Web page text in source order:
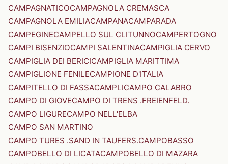
CAMPAGNATICOCAMPAGNOLA CREMASCA
CAMPAGNOLA EMILIACAMPANACAMPARADA
CAMPEGINECAMPELLO SUL CLITUNNOCAMPERTOGNO
CAMPI BISENZIOCAMPI SALENTINACAMPIGLIA CERVO
CAMPIGLIA DEI BERICICAMPIGLIA MARITTIMA
CAMPIGLIONE FENILECAMPIONE D'ITALIA
CAMPITELLO DI FASSACAMPLICAMPO CALABRO
CAMPO DI GIOVECAMPO DI TRENS .FREIENFELD.
CAMPO LIGURECAMPO NELL'ELBA
CAMPO SAN MARTINO
CAMPO TURES .SAND IN TAUFERS.CAMPOBASSO
CAMPOBELLO DI LICATACAMPOBELLO DI MAZARA